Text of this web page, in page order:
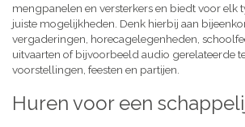
mengpanelen en versterkers en biedt voor elk
juiste mogelijkheden. Denk hierbij aan
vergaderingen, horecagelegenheden,
uitvaarten of bijvoorbeeld audio gerelateerde
voorstellingen, feesten en partijen.
Huren voor een